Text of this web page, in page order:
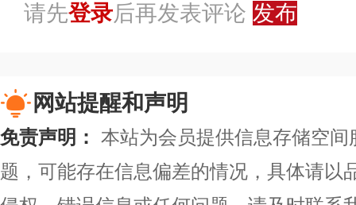
请先登录后再发表评论 发布
网站提醒和声明
免责声明： 本站为会员提供信息存储空
题，可能存在信息偏差的情况，具体请以